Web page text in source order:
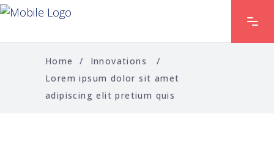
Home / Innovations
/
Lorem ipsum dolor sit amet
adipiscing elit pretium quis